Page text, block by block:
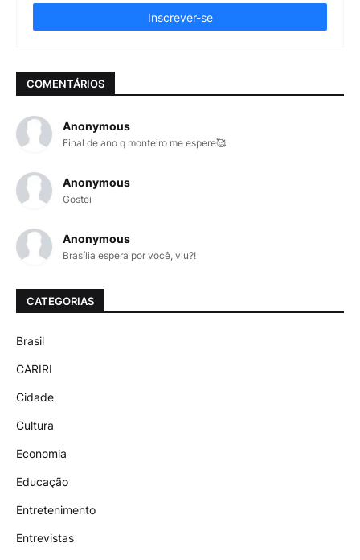
COMENTÁRIOS
Anonymous
Final de ano q monteiro me espere🥰
Anonymous
Gostei
Anonymous
Brasília espera por você, viu?!
CATEGORIAS
Brasil
CARIRI
Cidade
Cultura
Economia
Educação
Entretenimento
Entrevistas